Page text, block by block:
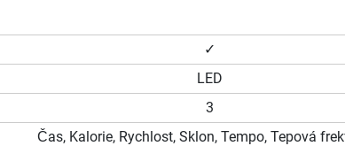
✓
LED
3
Čas, Kalorie, Rychlost, Sklon, Tempo, Tepová